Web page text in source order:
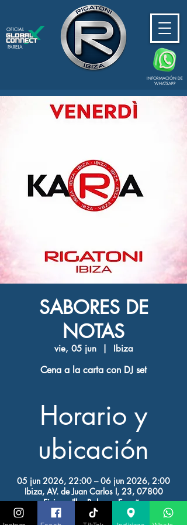
PAREJA
OFICIAL
INFORMACIÓN DE
WHATSAPP
SABORES DE
NOTAS
vie, 05 jun
  |
Ibiza
Cena a la carta con DJ set
Horario y
ubicación
05 jun 2026, 22:00 – 06 jun 2026, 2:00
Ibiza, AV. de Juan Carlos I, 23, 07800
Eivissa, Illes Balears, España
Otras fechas